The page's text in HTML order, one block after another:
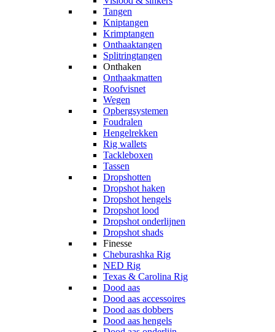
Tangen
Kniptangen
Krimptangen
Onthaaktangen
Splitringtangen
Onthaken
Onthaakmatten
Roofvisnet
Wegen
Opbergsystemen
Foudralen
Hengelrekken
Rig wallets
Tackleboxen
Tassen
Dropshotten
Dropshot haken
Dropshot hengels
Dropshot lood
Dropshot onderlijnen
Dropshot shads
Finesse
Cheburashka Rig
NED Rig
Texas & Carolina Rig
Dood aas
Dood aas accessoires
Dood aas dobbers
Dood aas hengels